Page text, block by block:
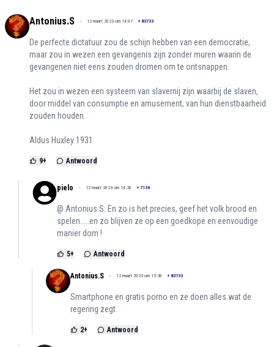
Antonius.S 12 maart 2023 om 14:07 + 83733
De perfecte dictatuur zou de schijn hebben van een democratie,
maar zou in wezen een gevangenis zijn zonder muren waarin de
gevangenen niet eens zouden dromen om te ontsnappen.
Het zou in wezen een systeem van slavernij zijn waarbij de slaven,
door middel van consumptie en amusement, van hun dienstbaarheid
zouden houden.
Aldus Huxley 1931
9+ Antwoord
pielo 12 maart 2023 om 14:28 + 7136
@ Antonius.S: En zo is het precies, geef het volk brood en
spelen.....en zo blijven ze op een goedkope en eenvoudige
manier dom !
5+ Antwoord
Antonius.S 12 maart 2023 om 15:38 + 83733
Smartphone en gratis porno en ze doen alles wat de
regering zegt.
2+ Antwoord